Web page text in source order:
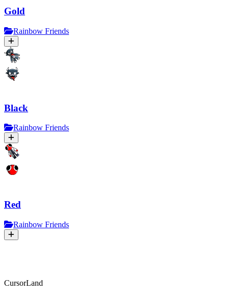
Gold
Rainbow Friends
Black
Rainbow Friends
Red
Rainbow Friends
CursorLand